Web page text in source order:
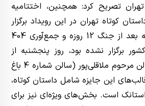
تصریح کرد: همچنین، اختتامیه
کوتاه تهران در این رویداد برگزار
می‌شود. این جایزه، که بعد از جنگ 12 روزه و جمع‌آوری 404
برگزار نشده بود، روز پنجشنبه از
ساعت 15 تا 17 در سالن مرحوم ملاقلی‌پور (سالن شماره 4 باغ
این جایزه شامل داستان کوتاه،
است. بخش‌های ویژه‌ای نیز برای